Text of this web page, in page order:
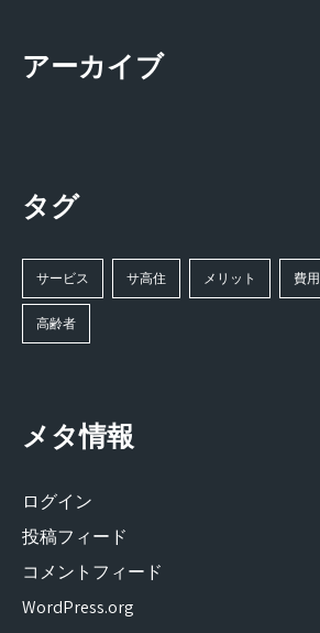
アーカイブ
タグ
サービス サ高住 メリット 費用
高齢者
メタ情報
ログイン
投稿フィード
コメントフィード
WordPress.org